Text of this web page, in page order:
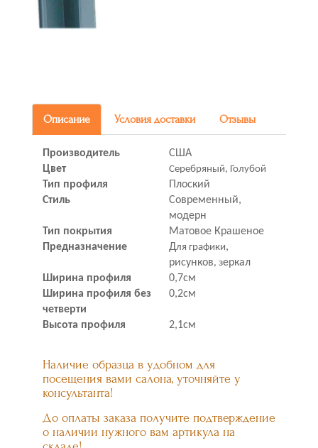
Описание Условия доставки Отзывы
Производитель
США
Цвет
Серебряный, Голубой
Тип профиля
Плоский
Стиль
Современный,
модерн
Тип покрытия
Матовое Крашеное
Предназначение
Для графики,
рисунков, зеркал
Ширина профиля
0,7см
Ширина профиля без
четверти
0,2см
Высота профиля 2,1см
Наличие образца в удобном для
посещения вами салона, уточняйте у
консультанта!
До оплаты заказа получите подтверждение
о наличии нужного вам артикула на